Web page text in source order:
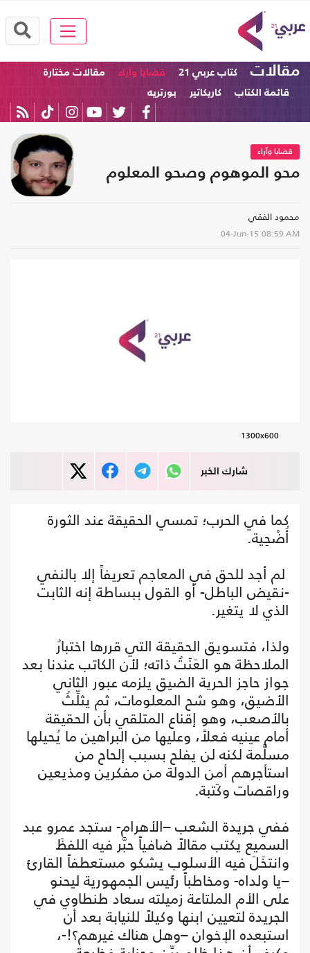
مقالات كتاب عربي 21 قضايا وآراء
مقالات مختارة
قائمة الكتاب
كاريكاتير بورتريه
قضايا وآراء
محو الموهوم وصحو المعلوم
محمود الفقي
04-Jun-15 08:59 AM
1300x600
شارك الخبر
كما في الحرب؛ تمسي الحقيقة عند الثورة
أُضْحِية.
لم أجد للحق في المعاجم تعريفاً إلا بالنفي
-نقيض الباطل- أو القول ببساطة إنه الثابت
الذي لا يتغير.
ولذا، فتسويق الحقيقة التي قررها اختبارُ
الملاحظة هو العَنَتُ ذاته؛ لأن الكاتب عندنا بعد
جواز حاجز الحرية الضيق يلزمه عبور الثاني
الأضيق، وهو شح المعلومات، ثم يثلِّثُ
بالأصعب، وهو إقناع المتلقي بأن الحقيقة
أمام عينيه فعلاً، وعليها من البراهين ما يُحيلها
مسلَّمة لكنه لن يفلح بسبب إلحاح من
استأجرهم أمن الدولة من مفكرين ومذيعين
وراقصات وكَتبة.
ففي جريدة الشعب –الأهرام- ستجد عمرو عبد
السميع يكتب مقالاً ضافياً حبَّر فيه اللفظَ
وانتخَلَ فيه الأسلوب يشكو مستعطفاً القارئ
–يا ولداه- ومخاطباً رئيس الجمهورية ليحنو
على الأم الملتاعة زميلته سعاد طنطاوي في
الجريدة لتعيين ابنها وكيلاً للنيابة بعد أن
استبعده الإخوان –وهل هناك غيرهم؟!-،